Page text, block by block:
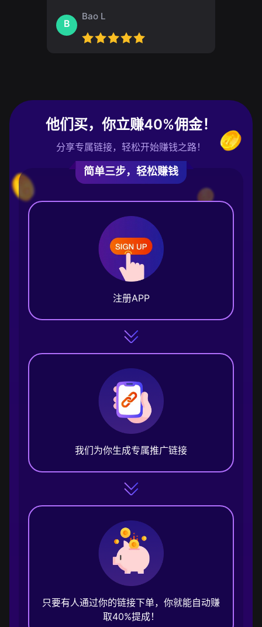
B
Bao L
他们买，你立赚40%佣金！
分享专属链接，轻松开始赚钱之路！
简单三步，轻松赚钱
注册APP
我们为你生成专属推广链接
只要有人通过你的链接下单，你就能自动赚
取40%提成！